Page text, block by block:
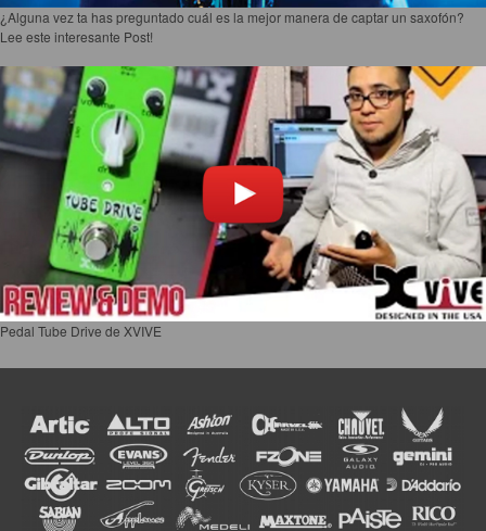
¿Alguna vez ta has preguntado cuál es la mejor manera de captar un saxofón?
Lee este interesante Post!
Pedal Tube Drive de XVIVE